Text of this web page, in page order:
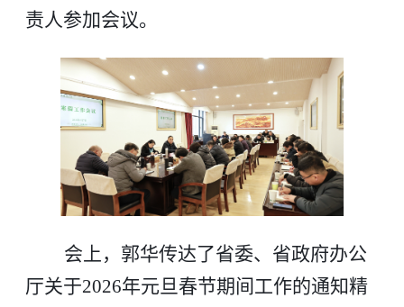
责人参加会议。
会上，郭华传达了省委、省政府办公
厅关于2026年元旦春节期间工作的通知精